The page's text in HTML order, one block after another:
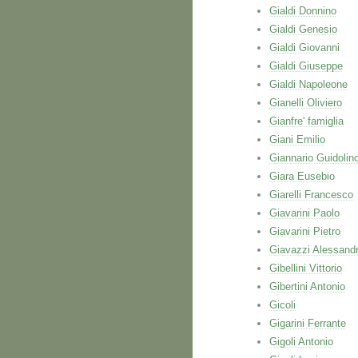
Gialdi Donnino
Gialdi Genesio
Gialdi Giovanni
Gialdi Giuseppe
Gialdi Napoleone
Gianelli Oliviero
Gianfre' famiglia
Giani Emilio
Giannario
Giara Eusebio
Giarelli Francesco
Giavarini Paolo
Giavarini Pietro
Giavazzi
Gibellini Vittorio
Gibertini Antonio
Gicoli
Gigarini Ferrante
Gigoli Antonio